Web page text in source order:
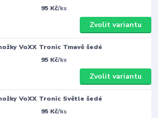
95 Kč/ks
Zvolit variantu
VoXX Tronic Tmavě šedé
95 Kč/ks
Zvolit variantu
VoXX Tronic Světle šedé
95 Kč/ks